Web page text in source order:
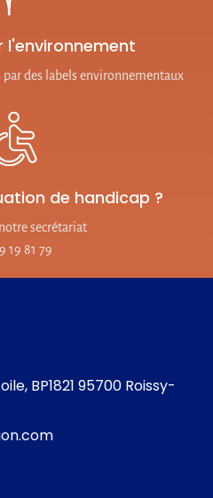
l'environnement
des labels environnementaux
de handicap ?
secrétariat
19 81 79
BP1821 95700 Roissy-